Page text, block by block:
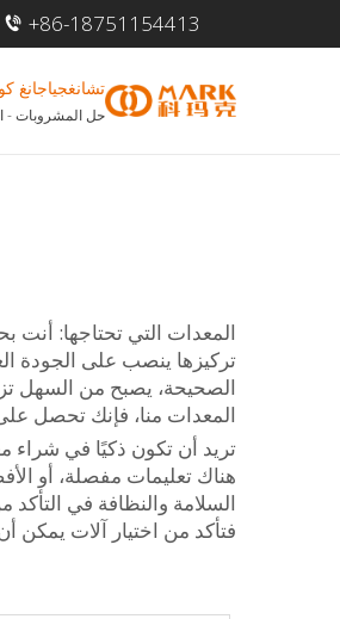
+86-18751154413
تشانغجياجانغ
حل المشروبات -
تركيزها ينصب على الجودة
الصحيحة، يصبح من السهل
المعدات منا، فإنك تحصل
هناك تعليمات مفصلة، أو
السلامة والنظافة في
فتأكد من اختيار آلات يمكن